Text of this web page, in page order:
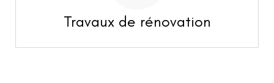
Travaux de rénovation